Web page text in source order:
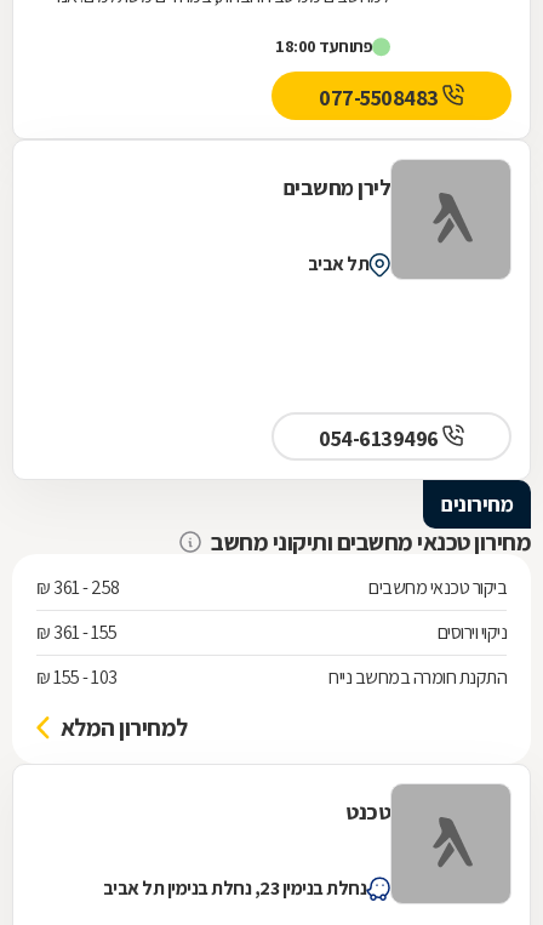
פתוחעד 18:00
לירן מחשבים
תל אביב
מחירונים
מחירון טכנאי מחשבים ותיקוני מחשב
ביקור טכנאי מחשבים
258 - 361 ₪
ניקוי וירוסים
155 - 361 ₪
התקנת חומרה במחשב נייח
103 - 155 ₪
למחירון המלא
טכנט
נחלת בנימין 23, נחלת בנימין תל אביב